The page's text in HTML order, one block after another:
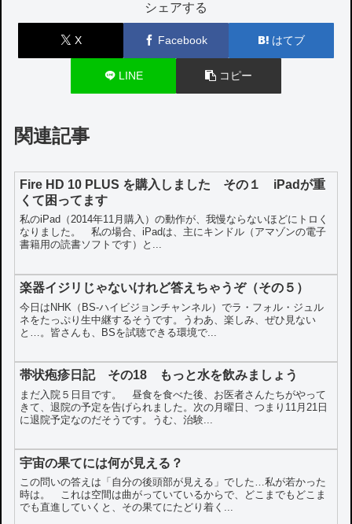
シェアする
X Facebook はてブ
LINE コピー
関連記事
Fire HD 10 PLUS を購入しました その１ iPadが重
くて困ってます
私のiPad（2014年11月購入）の動作が、我慢ならないほどにトロく
なりました。 私の場合、iPadは、主にキンドル（アマゾンの電子
書籍用の読書ソフトです）と...
楽器イジリじゃないけれど答えちゃうぞ（その５）
今日はNHK（BS-ハイビジョンチャンネル）でラ・フォル・ジュル
ネをたっぷり生中継するそうです。うわあ、楽しみ、ぜひ見ない
と…。皆さんも、BSを試聴できる環境で...
帯状疱疹日記 その18 もっと水を飲みましょう
まだ入院５日目です。 昼食を食べた後、お医者さんたちがやって
きて、退院の予定を告げられました。次の月曜日、つまり11月21日
に退院予定なのだそうです。うむ、治験...
宇宙の果てには何が見える？
この問いの答えは「自分の後頭部が見える」でした…私が若かった
時は。 これは空間は曲がっていているからで、どこまでもどこま
でも直進していくと、その果てにたどり着く...